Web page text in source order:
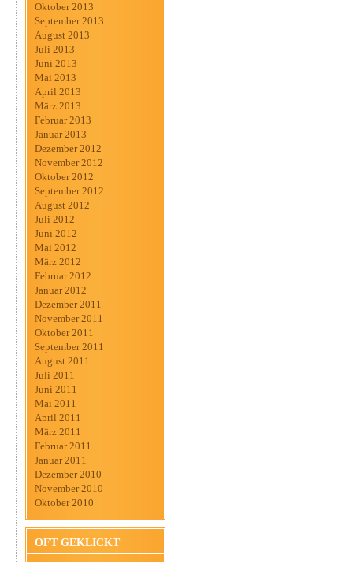
Oktober 2013
September 2013
August 2013
Juli 2013
Juni 2013
Mai 2013
April 2013
März 2013
Februar 2013
Januar 2013
Dezember 2012
November 2012
Oktober 2012
September 2012
August 2012
Juli 2012
Juni 2012
Mai 2012
März 2012
Februar 2012
Januar 2012
Dezember 2011
November 2011
Oktober 2011
September 2011
August 2011
Juli 2011
Juni 2011
Mai 2011
April 2011
März 2011
Februar 2011
Januar 2011
Dezember 2010
November 2010
Oktober 2010
OFT GEKLICKT